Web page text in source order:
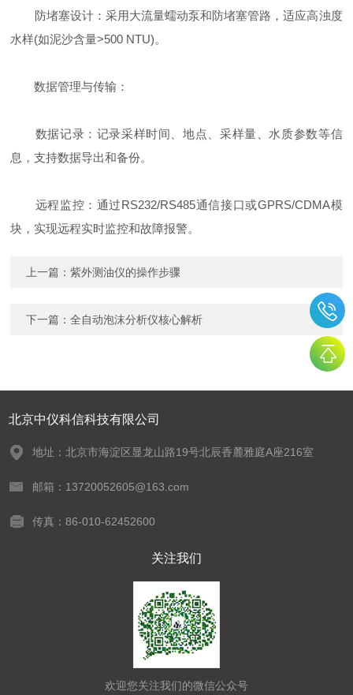
防堵塞设计：采用大流量蠕动泵和防堵塞管路，适应高浊度
水样(如泥沙含量>500 NTU)。
数据管理与传输：
数据记录：记录采样时间、地点、采样量、水质参数等信
息，支持数据导出和备份。
远程监控：通过RS232/RS485通信接口或GPRS/CDMA模
块，实现远程实时监控和故障报警。
上一篇：紫外测油仪的操作步骤
下一篇：全自动泡沫分析仪核心解析
北京中仪科信科技有限公司
地址：北京市海淀区显龙山路19号北辰香麓雅庭A座216室
邮箱：13720052605@163.com
传真：86-010-62452600
关注我们
欢迎您关注我们的微信公众号